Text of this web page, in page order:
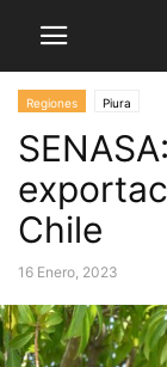
Regiones Piura
Chile
16 Enero, 2023